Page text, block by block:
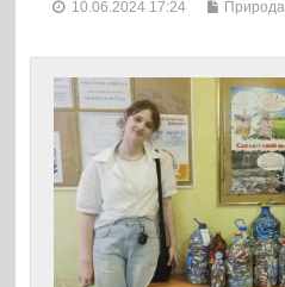
10.06.2024 17:24 Природа